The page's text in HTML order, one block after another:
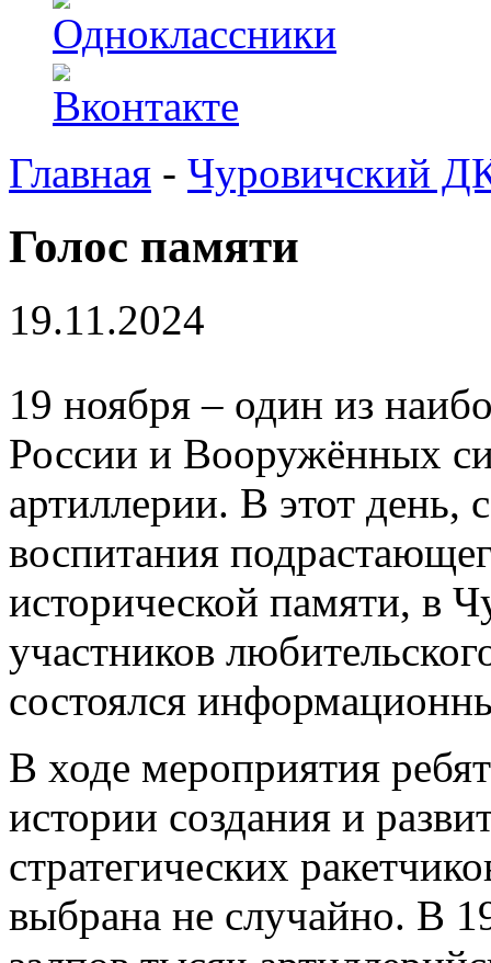
Главная - Чуровичский
Голос памяти
19.11.2024
19 ноября – один из
России и Вооружённых
артиллерии. В этот день,
воспитания
исторической памяти, в
участников
состоялся
В ходе мероприятия
истории создания и
стратегических
выбрана не случайно. В